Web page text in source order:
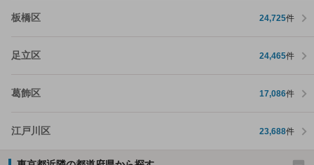
板橋区 24,725件
足立区 24,465件
葛飾区 17,086件
江戸川区 23,688件